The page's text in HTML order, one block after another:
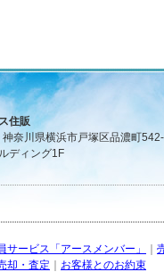
住販
奈川県横浜市戸塚区品濃町
ディング1F
サービス「アースメンバー」
却・査定 お客様とのお約束